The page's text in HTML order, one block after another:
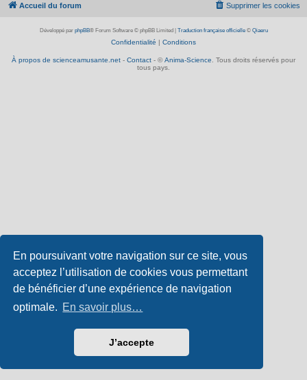
En poursuivant votre navigation sur ce site, vous
acceptez l’utilisation de cookies vous permettant
de bénéficier d’une expérience de navigation
optimale. En savoir plus…
J’accepte
Accueil du forum Supprimer les cookies
Développé par phpBB® Forum Software © phpBB Limited Traduction française officielle© Qiaeru
Confidentialité | Conditions
À propos de scienceamusante.net - Contact - © Anima-Science . Tous droits réservés pour
tous pays.